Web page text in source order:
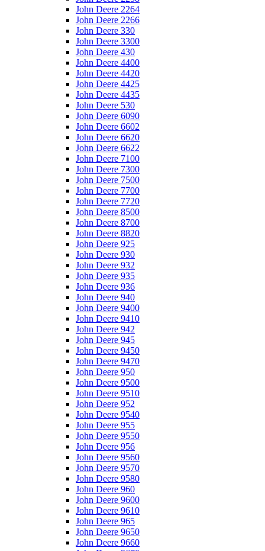
John Deere 2264
John Deere 2266
John Deere 330
John Deere 3300
John Deere 430
John Deere 4400
John Deere 4420
John Deere 4425
John Deere 4435
John Deere 530
John Deere 6090
John Deere 6602
John Deere 6620
John Deere 6622
John Deere 7100
John Deere 7300
John Deere 7500
John Deere 7700
John Deere 7720
John Deere 8500
John Deere 8700
John Deere 8820
John Deere 925
John Deere 930
John Deere 932
John Deere 935
John Deere 936
John Deere 940
John Deere 9400
John Deere 9410
John Deere 942
John Deere 945
John Deere 9450
John Deere 9470
John Deere 950
John Deere 9500
John Deere 9510
John Deere 952
John Deere 9540
John Deere 955
John Deere 9550
John Deere 956
John Deere 9560
John Deere 9570
John Deere 9580
John Deere 960
John Deere 9600
John Deere 9610
John Deere 965
John Deere 9650
John Deere 9660